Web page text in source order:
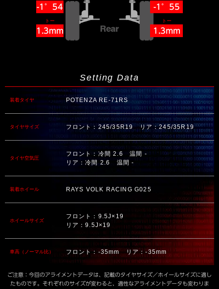
-1°54
トー
1.3mm
-1°55
トー
1.3mm
Setting Data
装着タイヤ POTENZA RE-71RS
タイヤサイズ フロント：245/35R19 リア：245/35R19
タイヤ空気圧
フロント：冷間 2.6 温間 -
リア：冷間 2.6 温間 -
装着ホイール RAYS VOLK RACING G025
ホイールサイズ
フロント：9.5J×19
リア：9.5J×19
車高（ノーマル比） フロント：-35mm リア：-35mm
ご注意：今回のアライメントデータは、記載のタイヤサイズ／ホイールサイズに適し
たものです。それぞれのサイズが変わると、適性なアライメントデータも変わりま